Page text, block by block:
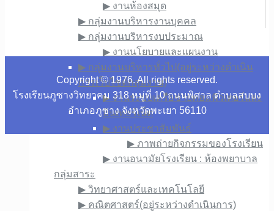
▶︎ งานห้องสมุด
▶︎ กลุ่มงานบริหารงานบุคคล
▶︎ กลุ่มงานบริหารงบประมาณ
▶︎ งานนโยบายและแผนงาน
▶︎ กลุ่มงานบริหารทั่วไป(อยู่ระหว่างดำเนิน
การเว็บไซต์กลุ่มงาน)
▶︎ งานระบบเครือข่ายคอมพิวเตอร์และ
อินเทอร์เน็ต
▶︎ งานประชาสัมพันธ์
▶︎ ภาพถ่ายกิจกรรมของโรงเรียน
▶︎ งานอนามัยโรงเรียน : ห้องพยาบาล
กลุ่มสาระ
▶︎ วิทยาศาสตร์และเทคโนโลยี
▶︎ คณิตศาสตร์(อยู่ระหว่างดำเนินการ)
Copyright © 1976. All rights reserved.
โรงเรียนภูซางวิทยาคม 318 หมู่ที่ 10 ถนนพิศาล ตำบลสบบง
อำเภอภูซาง จังหวัดพะเยา 56110